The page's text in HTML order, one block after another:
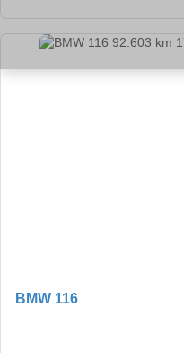
BMW 116